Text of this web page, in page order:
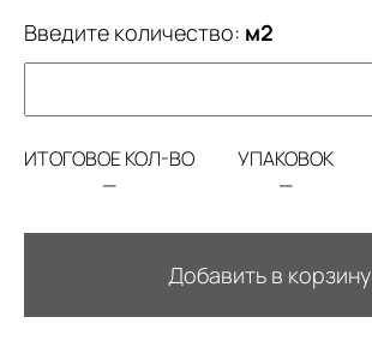
Введите количество: м2
ИТОГОВОЕ КОЛ-ВО
—
УПАКОВОК
—
Добавить в корзину